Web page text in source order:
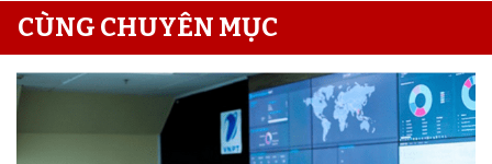
CÙNG CHUYÊN MỤC